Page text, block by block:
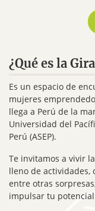
¿Qué es la
Es un espacio de
mujeres
llega a Perú de la
Universidad del
Perú (ASEP).
Te invitamos a vivir
lleno de actividades,
entre otras
impulsar tu